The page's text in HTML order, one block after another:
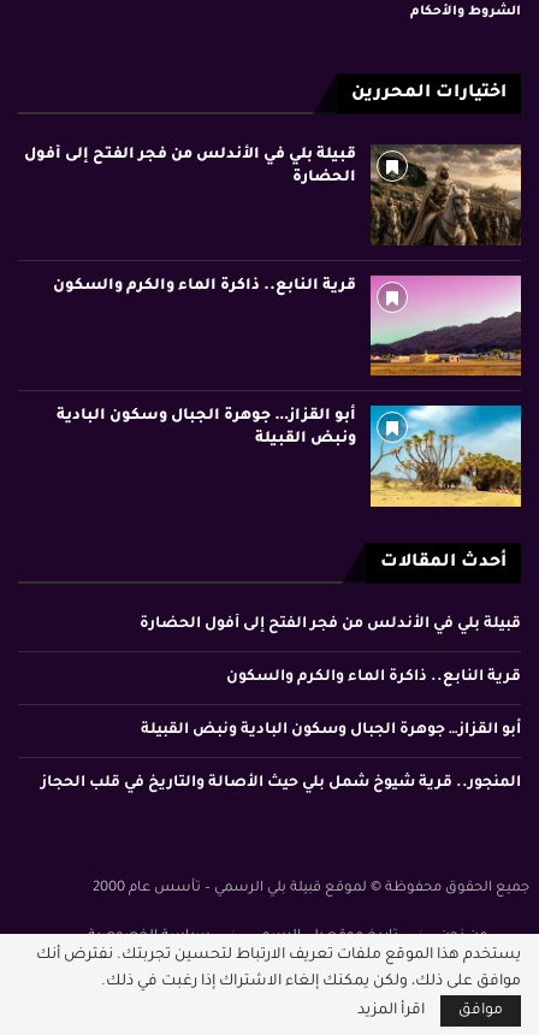
الشروط والأحكام
اختيارات المحررين
قبيلة بلي في الأندلس من فجر الفتح إلى أفول
الحضارة
قرية النابع.. ذاكرة الماء والكرم والسكون
أبو القزاز… جوهرة الجبال وسكون البادية
ونبض القبيلة
أحدث المقالات
قبيلة بلي في الأندلس من فجر الفتح إلى أفول الحضارة
قرية النابع.. ذاكرة الماء والكرم والسكون
أبو القزاز… جوهرة الجبال وسكون البادية ونبض القبيلة
المنجور.. قرية شيوخ شمل بلي حيث الأصالة والتاريخ في قلب الحجاز
جميع الحقوق محفوظة © لموقع قبيلة بلي الرسمي – تأسس عام 2000
من نحن تاريخ موقع بلي الرسمي
سياسة الخصوصية
الشروط والأحكام
يستخدم هذا الموقع ملفات تعريف الارتباط لتحسين تجربتك. نفترض أنك
موافق على ذلك، ولكن يمكنك إلغاء الاشتراك إذا رغبت في ذلك.
موافق
اقرأ المزيد